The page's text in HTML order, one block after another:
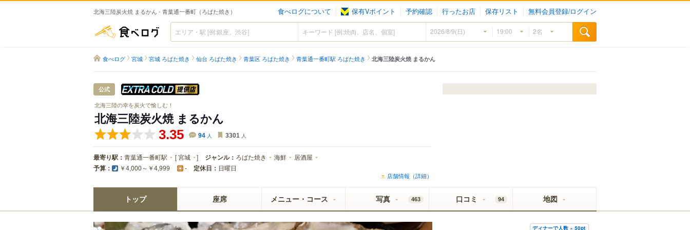
北海三陸炭火焼 まるかん - 青葉通一番町（ろばた焼き） 食べログについて 保有Vポイント 予約確認 行ったお店 保存リスト 無料会員登録/ログイン
食べログ
食べログ 宮城 宮城 ろばた焼き 仙台 ろばた焼き 青葉区 ろばた焼き 青葉通一番町駅 ろばた焼き 北海三陸炭火焼 まるかん
公式
北海三陸の幸を炭火で愉しむ！
北海三陸炭火焼 まるかん
3.35 94 人 3301 人
最寄り駅： 青葉通一番町駅 [宮城 ] ジャンル： ろばた焼き 海鮮 居酒屋
予算： ￥4,000～￥4,999 - 定休日： 日曜日
店舗情報（詳細）
トップ 座席 メニュー・コース 写真 463 口コミ 94 地図
ディナーで人数 × 50pt